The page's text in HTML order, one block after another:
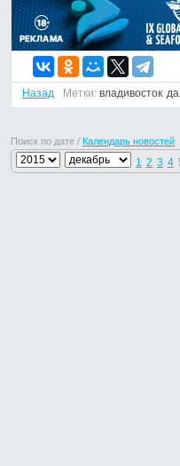
Назад Метки: владивосток
Поиск по дате / Календарь новостей
1 2 3 4